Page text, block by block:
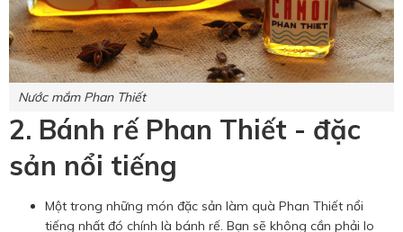
Nước mắm Phan Thiết
2. Bánh rế Phan Thiết - đặc
sản nổi tiếng
Một trong những món đặc sản làm quà Phan Thiết nổi
tiếng nhất đó chính là bánh rế. Bạn sẽ không cần phải lo